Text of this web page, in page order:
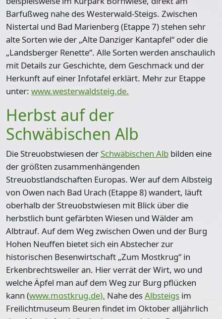
Barfußweg nahe des Westerwald-Steigs. Zwischen
Nistertal und Bad Marienberg (Etappe 7) stehen sehr
alte Sorten wie der „Alte Danziger Kantapfel“ oder die
„Landsberger Renette“. Alle Sorten werden anschaulich
mit Details zur Geschichte, dem Geschmack und der
Herkunft auf einer Infotafel erklärt. Mehr zur Etappe
unter: www.westerwaldsteig.de.
Herbst auf der
Schwäbischen Alb
Die Streuobstwiesen derSchwäbischen Alb bilden eine
der größten zusammenhängenden
Streuobstlandschaften Europas. Wer auf dem Albsteig
von Owen nach Bad Urach (Etappe 8) wandert, läuft
oberhalb der Streuobstwiesen mit Blick über die
herbstlich bunt gefärbten Wiesen und Wälder am
Albtrauf. Auf dem Weg zwischen Owen und der Burg
Hohen Neuffen bietet sich ein Abstecher zur
historischen Besenwirtschaft „Zum Mostkrug“ in
Erkenbrechtsweiler an. Hier verrät der Wirt, wo und
welche Äpfel man auf dem Weg zur Burg pflücken
kann (www.mostkrug.de). Nahe desAlbsteigs im
Freilichtmuseum Beuren findet im Oktober alljährlich